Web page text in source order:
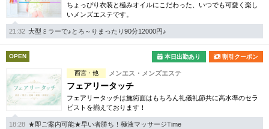
ちょっぴり衣装と極みオイルにこだわった、いつでも可愛く楽し
いメンズエステです。
21:32 大型ミラーで♪とろ～りまったり90分12000円♪
OPEN 本日出勤あり 割引クーポン
西宮・他 メンエス・メンズエステ
フェアリータッチ
フェアリータッチは施術面はもちろん礼儀礼節共に高水準のセラ
ピストを揃えております！
18:28 ★即ご案内可能★早い者勝ち！極液マッサージTime